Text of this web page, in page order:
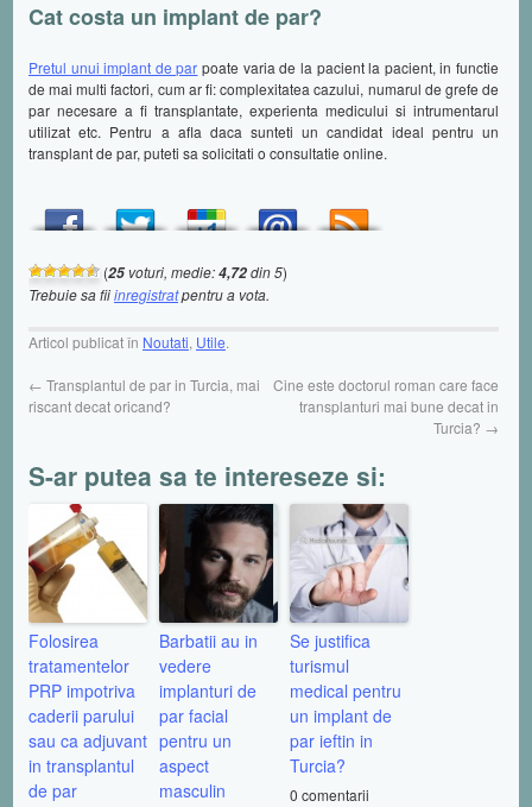
Cat costa un implant de par?
Pretul unui implant de par poate varia de la pacient la pacient, in functie
de mai multi factori, cum ar fi: complexitatea cazului, numarul de grefe de
par necesare a fi transplantate, experienta medicului si intrumentarul
utilizat etc. Pentru a afla daca sunteti un candidat ideal pentru un
transplant de par, puteti sa solicitati o consultatie online.
(25 voturi, medie:4,72din 5)
Trebuie sa fiiinregistratpentru a vota.
Articol publicat în Noutati, Utile.
← Transplantul de par in Turcia, mai
riscant decat oricand?
Cine este doctorul roman care face
transplanturi mai bune decat in
Turcia? →
S-ar putea sa te intereseze si:
Folosirea
tratamentelor
PRP impotriva
caderii parului
sau ca adjuvant
in transplantul
de par
Barbatii au in
vedere
implanturi de
par facial
pentru un
aspect
masculin
Se justifica
turismul
medical pentru
un implant de
par ieftin in
Turcia?
0 comentarii